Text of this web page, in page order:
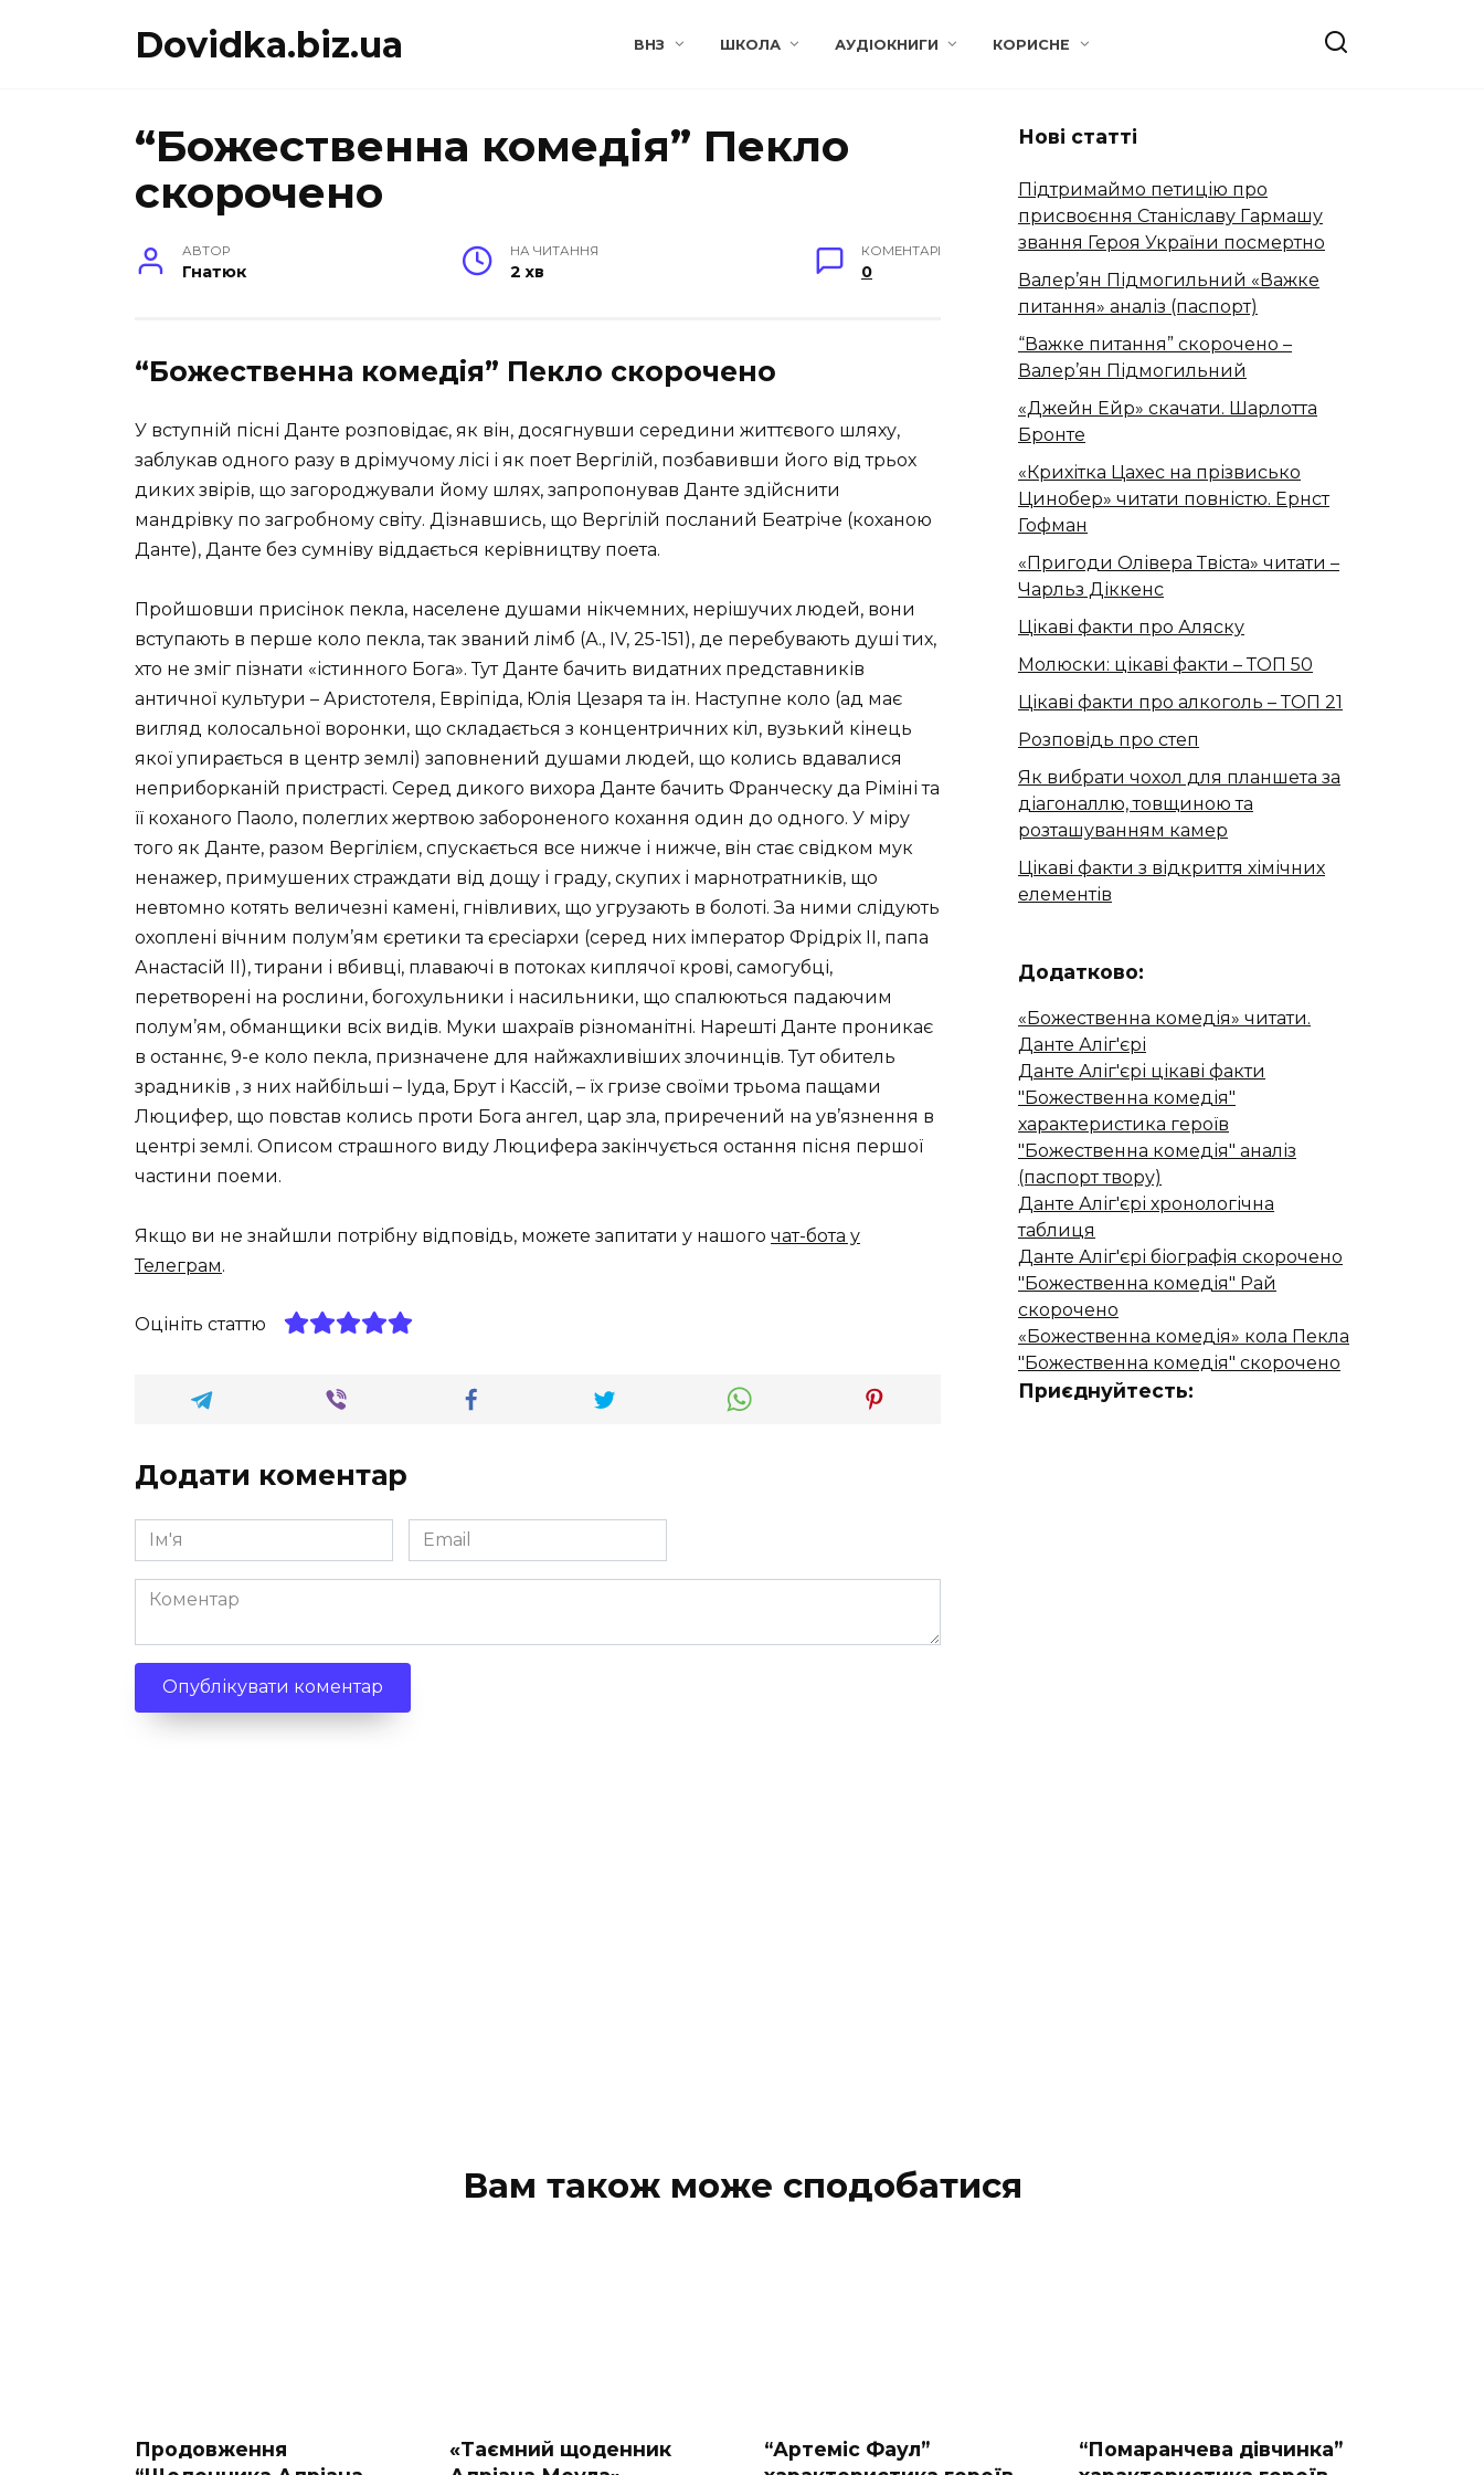
Dovidka.biz.ua ВНЗ ШКОЛА АУДІОКНИГИ КОРИСНЕ
“Божественна комедія” Пекло
скорочено
АВТОР
Гнатюк
НА ЧИТАННЯ
2 хв
КОМЕНТАРІ
0
“Божественна комедія” Пекло скорочено
У вступній пісні Данте розповідає, як він, досягнувши середини життєвого шляху,
заблукав одного разу в дрімучому лісі і як поет Вергілій, позбавивши його від трьох
диких звірів, що загороджували йому шлях, запропонував Данте здійснити
мандрівку по загробному світу. Дізнавшись, що Вергілій посланий Беатріче (коханою
Данте), Данте без сумніву віддається керівництву поета.
Пройшовши присінок пекла, населене душами нікчемних, нерішучих людей, вони
вступають в перше коло пекла, так званий лімб (А., IV, 25-151), де перебувають душі тих,
хто не зміг пізнати «істинного Бога». Тут Данте бачить видатних представників
античної культури – Аристотеля, Евріпіда, Юлія Цезаря та ін. Наступне коло (ад має
вигляд колосальної воронки, що складається з концентричних кіл, вузький кінець
якої упирається в центр землі) заповнений душами людей, що колись вдавалися
неприборканій пристрасті. Серед дикого вихора Данте бачить Франческу да Ріміні та
її коханого Паоло, полеглих жертвою забороненого кохання один до одного. У міру
того як Данте, разом Вергілієм, спускається все нижче і нижче, він стає свідком мук
ненажер, примушених страждати від дощу і граду, скупих і марнотратників, що
невтомно котять величезні камені, гнівливих, що угрузають в болоті. За ними слідують
охоплені вічним полум’ям єретики та єресіархи (серед них імператор Фрідріх II, папа
Анастасій II), тирани і вбивці, плаваючі в потоках киплячої крові, самогубці,
перетворені на рослини, богохульники і насильники, що спалюються падаючим
полум’ям, обманщики всіх видів. Муки шахраїв різноманітні. Нарешті Данте проникає
в останнє, 9-е коло пекла, призначене для найжахливіших злочинців. Тут обитель
зрадників , з них найбільші – Іуда, Брут і Кассій, – їх гризе своїми трьома пащами
Люцифер, що повстав колись проти Бога ангел, цар зла, приречений на ув’язнення в
центрі землі. Описом страшного виду Люцифера закінчується остання пісня першої
частини поеми.
Якщо ви не знайшли потрібну відповідь, можете запитати у нашого чат-бота у
Телеграм.
Оцініть статтю
Додати коментар
Ім'я
*
Email
*
Коментар
Нові статті
Підтримаймо петицію про
присвоєння Станіславу Гармашу
звання Героя України посмертно
Валер’ян Підмогильний «Важке
питання» аналіз (паспорт)
“Важке питання” скорочено –
Валер’ян Підмогильний
«Джейн Ейр» скачати. Шарлотта
Бронте
«Крихітка Цахес на прізвисько
Цинобер» читати повністю. Ернст
Гофман
«Пригоди Олівера Твіста» читати –
Чарльз Діккенс
Цікаві факти про Аляску
Молюски: цікаві факти – ТОП 50
Цікаві факти про алкоголь – ТОП 21
Розповідь про степ
Як вибрати чохол для планшета за
діагоналлю, товщиною та
розташуванням камер
Цікаві факти з відкриття хімічних
елементів
Додатково:
«Божественна комедія» читати.
Данте Аліг'єрі
Данте Аліг'єрі цікаві факти
"Божественна комедія"
характеристика героїв
"Божественна комедія" аналіз
(паспорт твору)
Данте Аліг'єрі хронологічна
таблиця
Данте Аліг'єрі біографія скорочено
"Божественна комедія" Рай
скорочено
«Божественна комедія» кола Пекла
"Божественна комедія" скорочено
Приєднуйтесть:
Вам також може сподобатися
Продовження
«Таємний щоденник
“Артеміс Фаул”
“Помаранчева дівчинка”